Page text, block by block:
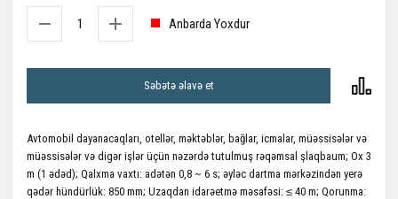
Anbarda Yoxdur
Səbətə əlavə et
Avtomobil dayanacaqları, otellər, məktəblər, bağlar, icmalar, müəssisələr və
müəssisələr və digər işlər üçün nəzərdə tutulmuş rəqəmsal şlaqbaum; Ox 3
m (1 ədəd); Qalxma vaxtı: adətən 0,8 ~ 6 s; əyləc dartma mərkəzindən yerə
qədər hündürlük: 850 mm; Uzaqdan idarəetmə məsafəsi: ≤ 40 m; Qorunma: